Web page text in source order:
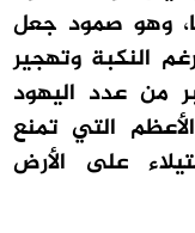
وهو صمود جعل
النكبة وتهجير
من عدد اليهود
التي تمنع
على الأرض